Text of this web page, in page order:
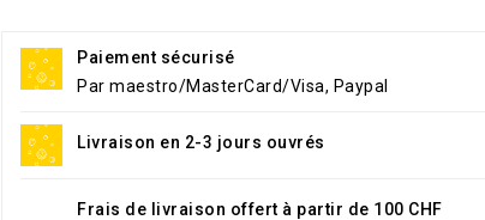
Paiement sécurisé
Par maestro/MasterCard/Visa, Paypal
Livraison en 2-3 jours ouvrés
Frais de livraison offert à partir de 100 CHF